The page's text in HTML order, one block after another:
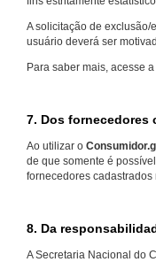
A solicitação de
usuário deverá ser
Para saber mais, acesse a
7. Dos fornecedores
Ao utilizar o
de que somente é
fornecedores cadastrados
8. Da
A Secretaria Nacional do